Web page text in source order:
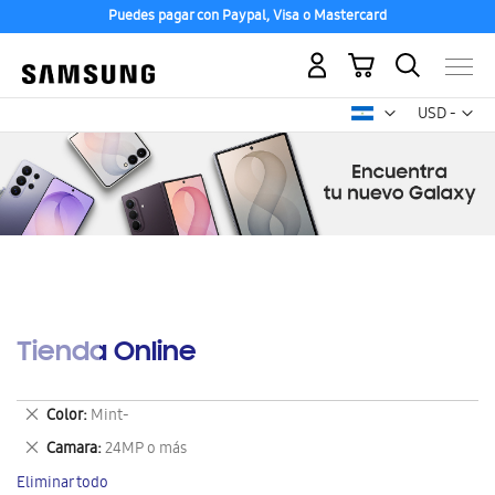
Puedes pagar con Paypal, Visa o Mastercard
USD -
dólar
Mi carrito
Tienda Online
Color Mint-
Eliminar
este
artículo
Camara 24MP o más
Eliminar
este
Eliminar todo